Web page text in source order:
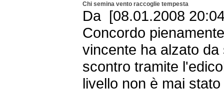
Chi semina vento raccoglie tempesta
Da [08.01.2008
Concordo
vincente ha alzato
scontro tramite
livello non è mai